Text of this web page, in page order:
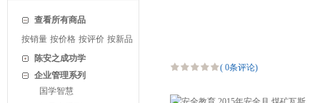
查看所有商品
按销量 按价格 按评价 按新品
陈安之成功学
企业管理系列
国学智慧
( 0条评论)